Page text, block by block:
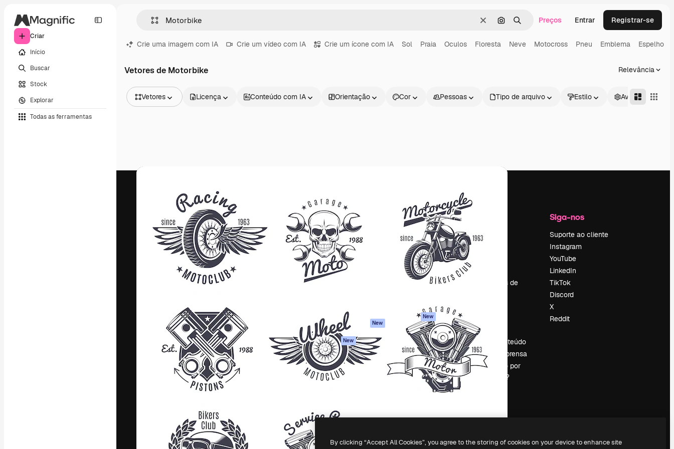
Criar
Início
Buscar
Stock
Explorar
Todas as ferramentas
LimparPesquisar por imagem
BuscarPreços Entrar Registrar-se
Crie uma imagem com IA Crie um vídeo com IA Crie um ícone com IA Sol Praia Oculos Floresta Neve Motocross Pneu Emblema Espelho
Vetores de Motorbike Relevância
Vetores
Vídeos
Modelos de vídeos
Licença Conteúdo com IA Orientação Cor Pessoas Tipo de arquivo Estilo Avançado
A plataforma criativa para você direcionar
seu melhor trabalho. Mais de 1 milhão de
assinantes entre criativos, empresas,
agências e estúdios.
Português
Produtos
Spaces
Assistente de IA
Gerador de
imagens
Gerador de vídeos
MCP para
Claude/ChatGPT
New
Agentes New
API
App móvel
Todas as
Começar
Academy
Documentação
Atendimento
Termos e
condições
Originais New
Política de cookies
Central de
confiabilidade
Afiliados
Empresas
Preços
Tendências de
Slidesgo
Vender conteúdo
Sala de imprensa
Procurando por
magnific.ai?
Siga-nos
Suporte ao cliente
Instagram
YouTube
LinkedIn
TikTok
Discord
X
Reddit
Copyright © 2010- 2026 Freepik Company S.L.U.Todos os direitos reservados.
By clicking “Accept All Cookies”, you agree to the storing of cookies on your device to enhance site